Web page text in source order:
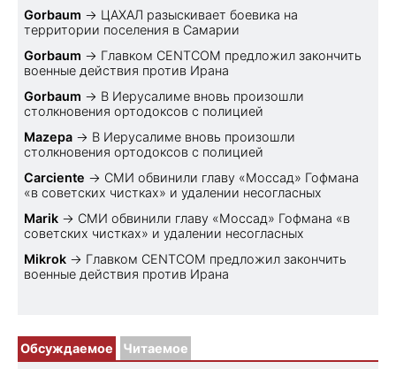
Gorbaum → ЦАХАЛ разыскивает боевика на
территории поселения в Самарии
Gorbaum → Главком CENTCOM предложил закончить
военные действия против Ирана
Gorbaum → В Иерусалиме вновь произошли
столкновения ортодоксов с полицией
Mazepa → В Иерусалиме вновь произошли
столкновения ортодоксов с полицией
Carciente → СМИ обвинили главу «Моссад» Гофмана
«в советских чистках» и удалении несогласных
Marik → СМИ обвинили главу «Моссад» Гофмана «в
советских чистках» и удалении несогласных
Mikrok → Главком CENTCOM предложил закончить
военные действия против Ирана
Обсуждаемое Читаемое